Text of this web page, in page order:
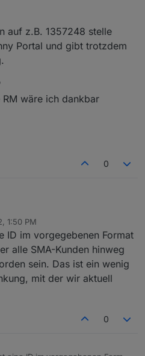
auf z.B. 1357248 stelle
Portal und gibt trotzdem
wäre ich dankbar
0
SEMP Adapter installiert.
ich auch die Fehlermeldung im
auch nicht mehr weg, Geräte
hast du vorgenommen, dass
1:50 PM
ID im vorgegebenen Format
alle SMA-Kunden hinweg
sein. Das ist ein wenig
mit der wir aktuell
0